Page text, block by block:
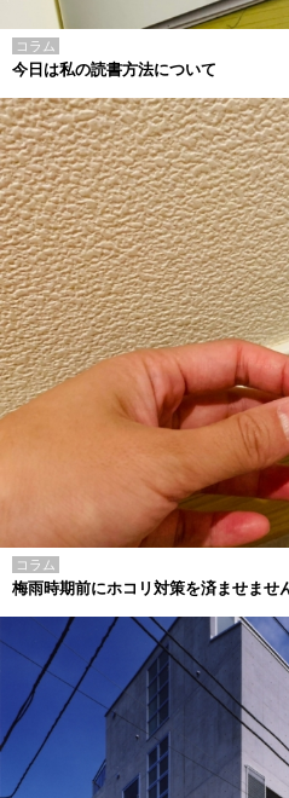
コラム
今日は私の読書方法について
コラム
梅雨時期前にホコリ対策を済ませませ